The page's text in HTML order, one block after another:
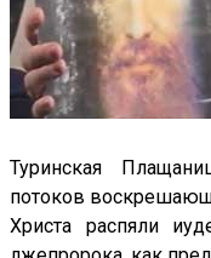
Туринская
потоков
Христа распяли